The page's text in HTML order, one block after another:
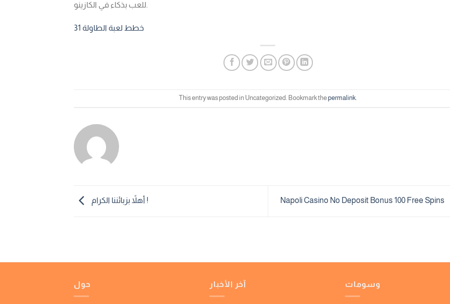
للعب بذكاء في الكازينو.
خطط لعبة الطاولة 31
This entry was posted in Uncategorized. Bookmark thepermalink.
أهلاً بزبائننا الكرام ! Napoli Casino No Deposit Bonus 100 Free Spins
حول آخر الأخبار وسومات